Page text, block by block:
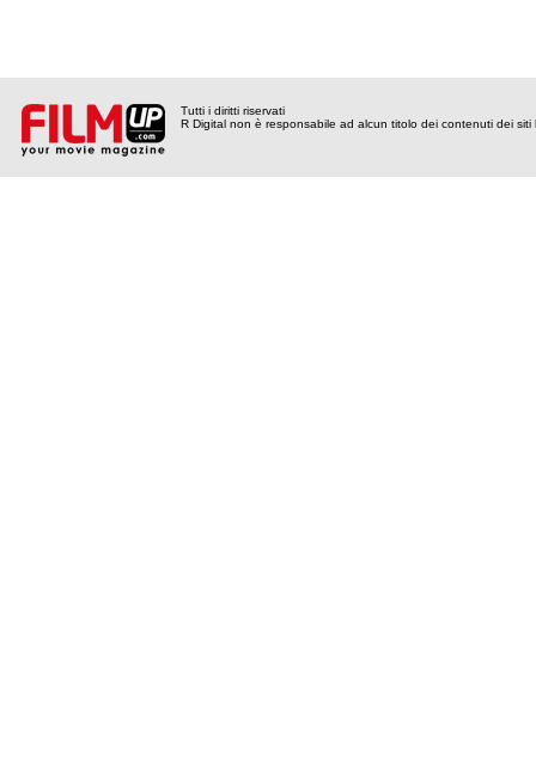
Tutti i diritti riservati
R Digital non è responsabile ad alcun titolo dei contenuti dei siti